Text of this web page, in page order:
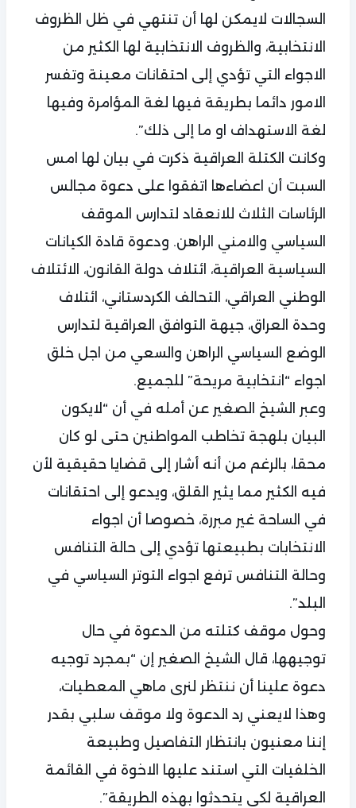
السجالات لايمكن لها أن تنتهي في ظل الظروف
الانتخابية، والظروف الانتخابية لها الكثير من
الاجواء التي تؤدي إلى احتقانات معينة وتفسر
الامور دائما بطريقة فيها لغة المؤامرة وفيها
لغة الاستهداف او ما إلى ذلك”.
وكانت الكتلة العراقية ذكرت في بيان لها امس
السبت أن اعضاءها اتفقوا على دعوة مجالس
الرئاسات الثلاث للانعقاد لتدارس الموقف
السياسي والامني الراهن. ودعوة قادة الكيانات
السياسية العراقية، ائتلاف دولة القانون، الائتلاف
الوطني العراقي، التحالف الكردستاني، ائتلاف
وحدة العراق، جيهة التوافق العراقية لتدارس
الوضع السياسي الراهن والسعي من اجل خلق
اجواء “انتخابية مريحة” للجميع.
وعبر الشيخ الصغير عن أمله في أن “لايكون
البيان بلهجة تخاطب المواطنين حتى لو كان
محقا، بالرغم من أنه أشار إلى قضايا حقيقية لأن
فيه الكثير مما يثير القلق، ويدعو إلى احتقانات
في الساحة غير مبررة، خصوصا أن اجواء
الانتخابات بطبيعتها تؤدي إلى حالة التنافس
وحالة التنافس ترفع اجواء التوتر السياسي في
البلد”.
وحول موقف كتلته من الدعوة في حال
توجيهها، قال الشيخ الصغير إن “بمجرد توجيه
دعوة علينا أن ننتظر لنرى ماهي المعطيات،
وهذا لايعني رد الدعوة ولا موقف سلبي بقدر
إننا معنيون بانتظار التفاصيل وطبيعة
الخلفيات التي استند عليها الاخوة في القائمة
العراقية لكي يتحدثوا بهذه الطريقة”.